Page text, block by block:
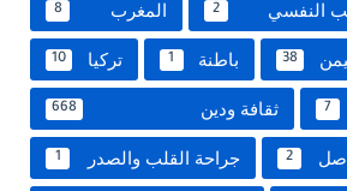
النفسي 2 المغرب 8
38 باطنة 1 تركيا 10
7 ثقافة ودين 668
2 جراحة القلب والصدر 1